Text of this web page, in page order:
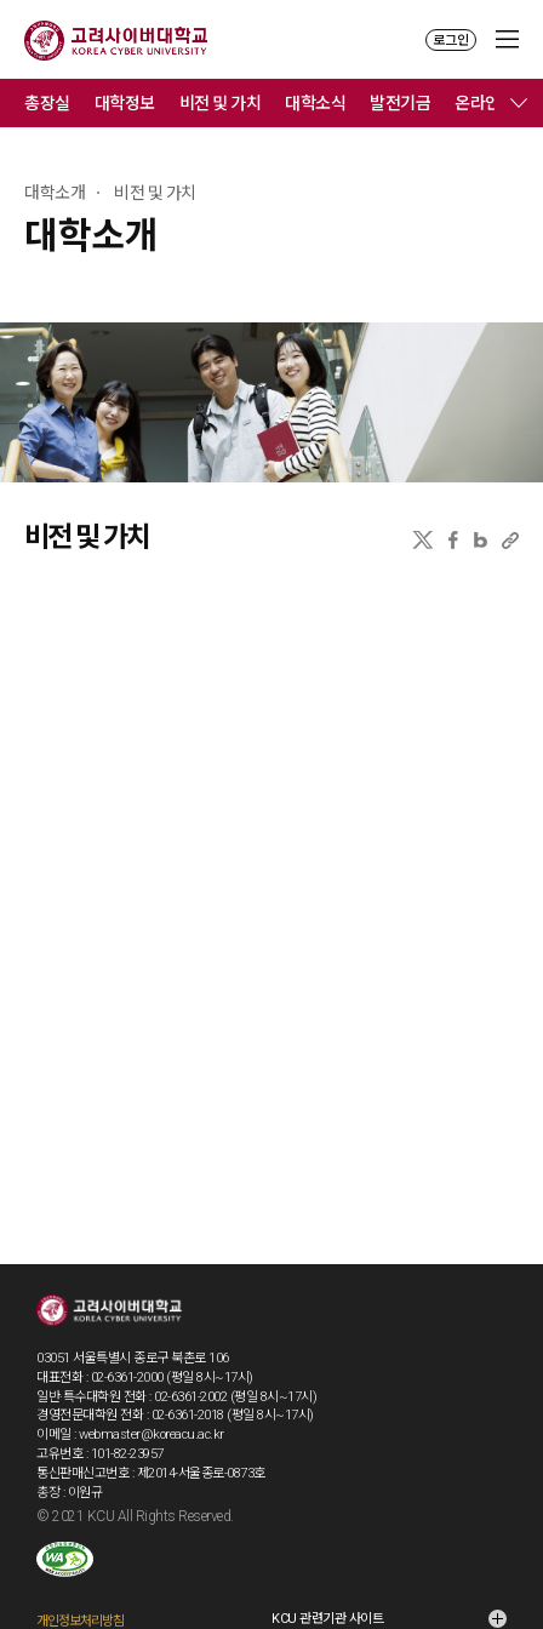
로그인
대학소개
대학소개 비전 및 가치
총장실 대학정보 비전 및 가치 대학소식 발전기금 온라인홍보
비전 및 가치
03051 서울특별시 종로구 북촌로 106
대표전화 : 02-6361-2000 (평일 8시~17시)
일반·특수대학원 전화 : 02-6361-2002 (평일 8시~17시)
경영전문대학원 전화 : 02-6361-2018 (평일 8시~17시)
이메일 : webmaster@koreacu.ac.kr
고유번호 : 101-82-23957
통신판매신고번호 : 제2014-서울종로-0873호
총장 : 이원규
© 2021 KCU All Rights Reserved.
개인정보처리방침 KCU 관련기관 사이트